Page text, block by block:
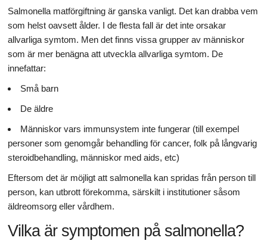
Salmonella matförgiftning är ganska vanligt. Det kan drabba vem
som helst oavsett ålder. I de flesta fall är det inte orsakar
allvarliga symtom. Men det finns vissa grupper av människor
som är mer benägna att utveckla allvarliga symtom. De
innefattar:
Små barn
De äldre
Människor vars immunsystem inte fungerar (till exempel
personer som genomgår behandling för cancer, folk på långvarig
steroidbehandling, människor med aids, etc)
Eftersom det är möjligt att salmonella kan spridas från person till
person, kan utbrott förekomma, särskilt i institutioner såsom
äldreomsorg eller vårdhem.
Vilka är symptomen på salmonella?